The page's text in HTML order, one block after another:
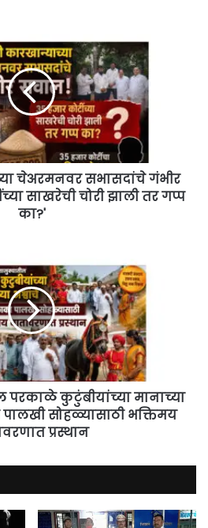
चेअरमनवर सभासदांचे गंभीर
साखरेची चोरी झाली तर गप्प
का?'
परकाळे कुटुंबीयांच्या मानाच्या
सोहळ्यासाठी भक्तिमय
प्रस्थान